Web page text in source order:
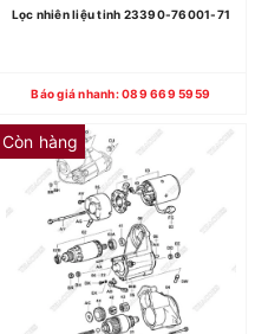
Lọc nhiên liệu tinh 23390-76001-71
Báo giá nhanh: 089 669 5959
Còn hàng